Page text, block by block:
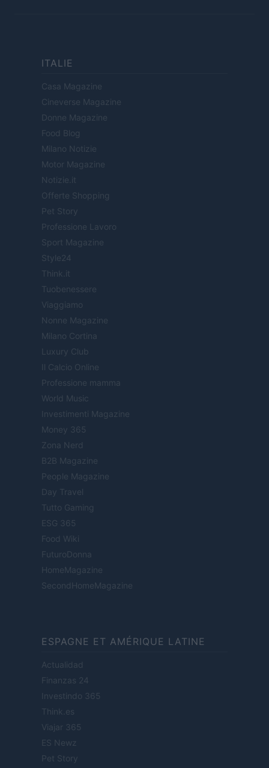
ITALIE
Casa Magazine
Cineverse Magazine
Donne Magazine
Food Blog
Milano Notizie
Motor Magazine
Notizie.it
Offerte Shopping
Pet Story
Professione Lavoro
Sport Magazine
Style24
Think.it
Tuobenessere
Viaggiamo
Nonne Magazine
Milano Cortina
Luxury Club
Il Calcio Online
Professione mamma
World Music
Investimenti Magazine
Money 365
Zona Nerd
B2B Magazine
People Magazine
Day Travel
Tutto Gaming
ESG 365
Food Wiki
FuturoDonna
HomeMagazine
SecondHomeMagazine
ESPAGNE ET AMÉRIQUE LATINE
Actualidad
Finanzas 24
Investindo 365
Think.es
Viajar 365
ES Newz
Pet Story